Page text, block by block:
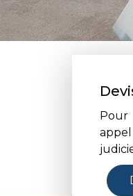
Pour